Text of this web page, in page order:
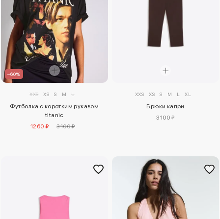
–60%
XXS XS S M L
Футболка с коротким рукавом
titanic
1260 ₽
3100 ₽
XXS XS S M L XL
Брюки капри
3100 ₽